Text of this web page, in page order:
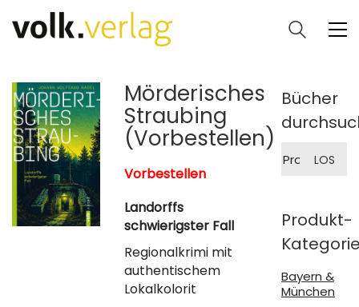
Mörderisches
Straubing
(Vorbestellen)
Vorbestellen
Landorffs
schwierigster Fall
Regionalkrimi mit
authentischem
Lokalkolorit
Bücher
nach:
LOS
Produkt-
Bayern &
München